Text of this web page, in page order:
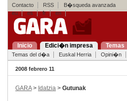
Contacto RSS B�squeda avanzada
eu
es fr en
Inicio Edici�n impresa Temas
Temas del d�a Euskal Herria Opini�n
2008 febrero 11
GARA> Idatzia > Gutunak